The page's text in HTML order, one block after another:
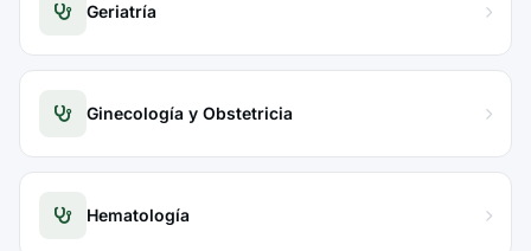
Geriatría
Ginecología y Obstetricia
Hematología